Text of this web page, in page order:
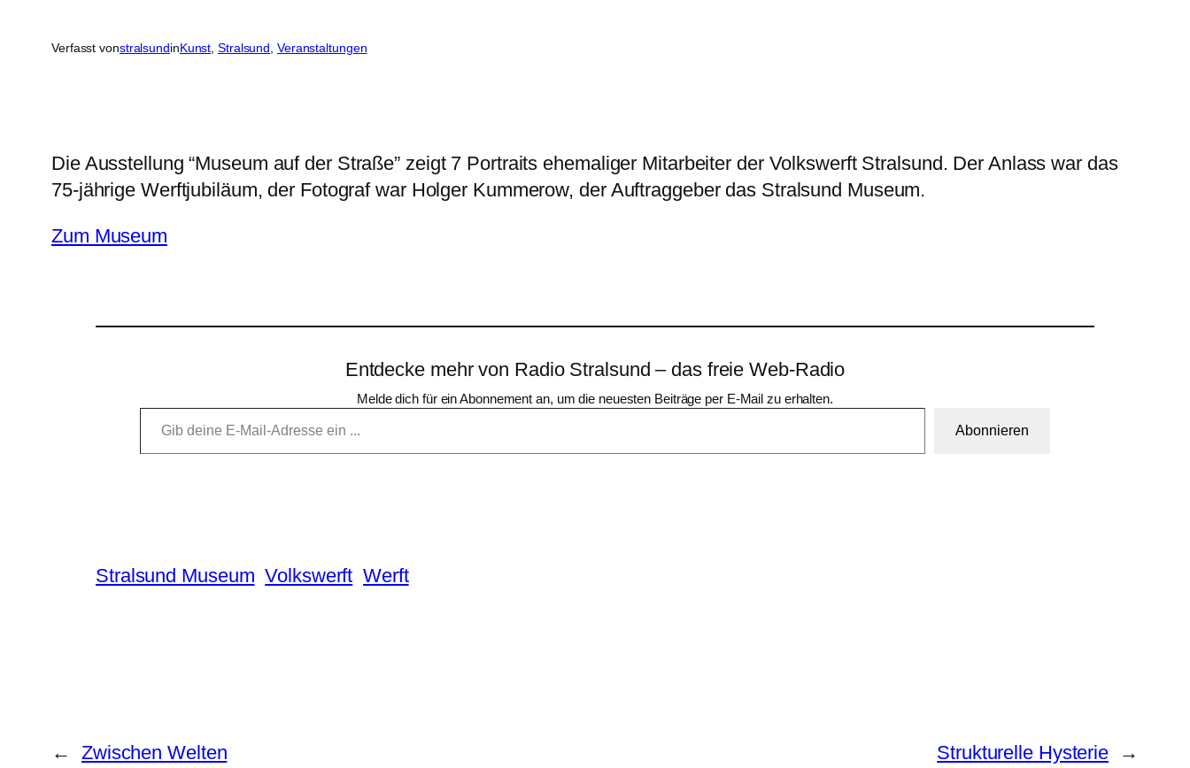
Verfasst vonstralsundinKunst, Stralsund, Veranstaltungen
Die Ausstellung “Museum auf der Straße” zeigt 7 Portraits ehemaliger Mitarbeiter der Volkswerft Stralsund. Der Anlass war das
75-jährige Werftjubiläum, der Fotograf war Holger Kummerow, der Auftraggeber das Stralsund Museum.
Zum Museum
Entdecke mehr von Radio Stralsund – das freie Web-Radio
Melde dich für ein Abonnement an, um die neuesten Beiträge per E-Mail zu erhalten.
Gib deine E-Mail-Adresse ein …
Abonnieren
Stralsund Museum Volkswerft Werft
← Zwischen Welten Strukturelle Hysterie →